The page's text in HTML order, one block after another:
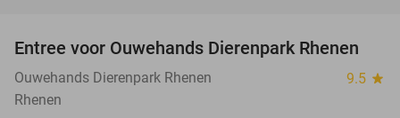
19%
Entree voor Ouwehands Dierenpark Rhenen
Ouwehands Dierenpark Rhenen 9.5 star
Rhenen